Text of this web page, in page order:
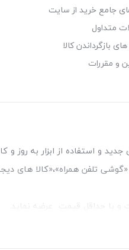
جامع خرید از سایت
متداول
بازگرداندن کالا
و مقررات
و استفاده از ابزار به روز و
«گوشی تلفن همراه»،«کالا های
و با حداقل قیمت عرضه نماید.